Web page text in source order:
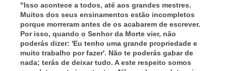
"Isso acontece a todos, até aos grandes mestres.
Muitos dos seus ensinamentos estão incompletos
porque morreram antes de os acabarem de escrever.
Por isso, quando o Senhor da Morte vier, não
poderás dizer: 'Eu tenho uma grande propriedade e
muito trabalho por fazer'. Não te poderás gabar de
nada; terás de deixar tudo. A este respeito somos